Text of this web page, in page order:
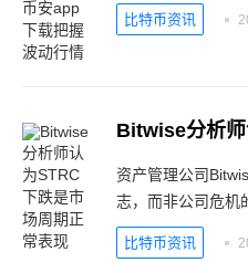
比特币资讯
Bitwise分析
资产管理公司
志，而非公司危机
比特币资讯